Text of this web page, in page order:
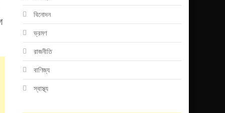
বিনোদন
ভ্রমণ
রাজনীতি
বাণিজ্য
স্বাস্থ্য